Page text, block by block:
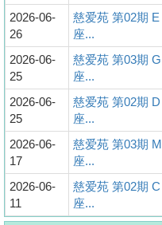
2026-06-
26
慈爱苑 第02期 E
座...
2026-06-
25
慈爱苑 第03期 G
座...
2026-06-
25
慈爱苑 第02期 D
座...
2026-06-
17
慈爱苑 第03期 M
座...
2026-06-
11
慈爱苑 第02期 C
座...